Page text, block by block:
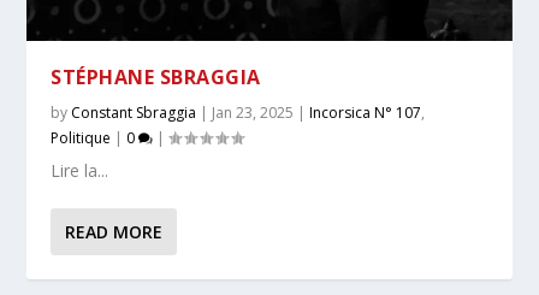
STÉPHANE SBRAGGIA
by Constant Sbraggia | Jan 23, 2025 |Incorsica N° 107,
Politique | 0 |
Lire la...
READ MORE